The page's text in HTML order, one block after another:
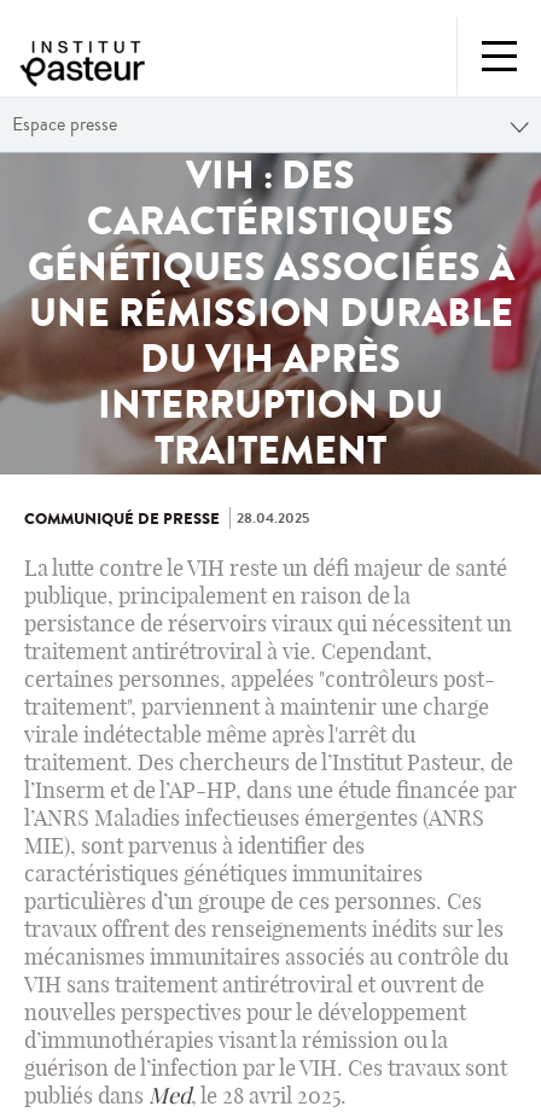
Espace presse
VIH : DES
CARACTÉRISTIQUES
GÉNÉTIQUES ASSOCIÉES À
UNE RÉMISSION DURABLE
DU VIH APRÈS
INTERRUPTION DU
TRAITEMENT
COMMUNIQUÉ DE PRESSE 28.04.2025
La lutte contre le VIH reste un défi majeur de santé
publique, principalement en raison de la
persistance de réservoirs viraux qui nécessitent un
traitement antirétroviral à vie. Cependant,
certaines personnes, appelées "contrôleurs post-
traitement", parviennent à maintenir une charge
virale indétectable même après l'arrêt du
traitement. Des chercheurs de l’Institut Pasteur, de
l’Inserm et de l’AP-HP, dans une étude financée par
l’ANRS Maladies infectieuses émergentes (ANRS
MIE), sont parvenus à identifier des
caractéristiques génétiques immunitaires
particulières d’un groupe de ces personnes. Ces
travaux offrent des renseignements inédits sur les
mécanismes immunitaires associés au contrôle du
VIH sans traitement antirétroviral et ouvrent de
nouvelles perspectives pour le développement
d’immunothérapies visant la rémission ou la
guérison de l’infection par le VIH. Ces travaux sont
publiés dans Med, le 28 avril 2025.